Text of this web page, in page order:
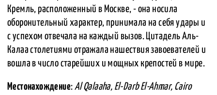
Кремль, расположенный в Москве, - она носила
оборонительный характер, принимала на себя удары и
с успехом отвечала на каждый вызов. Цитадель Аль-
Калаа столетиями отражала нашествия завоевателей и
вошла в число старейших и мощных крепостей в мире.
Местонахождение: Al Qalaaha, El-Darb El-Ahmar, Cairo